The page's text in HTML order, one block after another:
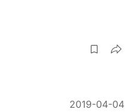
2019-04-04